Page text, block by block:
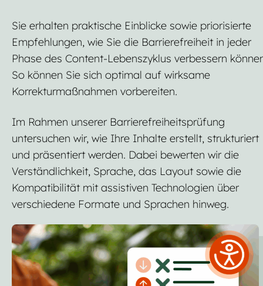
Sie erhalten praktische Einblicke sowie priorisierte
Empfehlungen, wie Sie die Barrierefreiheit in jeder
Phase des Content-Lebenszyklus verbessern
So können Sie sich optimal auf wirksame
Korrekturmaßnahmen vorbereiten.
Im Rahmen unserer Barrierefreiheitsprüfung
untersuchen wir, wie Ihre Inhalte erstellt, strukturiert
und präsentiert werden. Dabei bewerten wir die
Verständlichkeit, Sprache, das Layout sowie die
Kompatibilität mit assistiven Technologien über
verschiedene Formate und Sprachen hinweg.